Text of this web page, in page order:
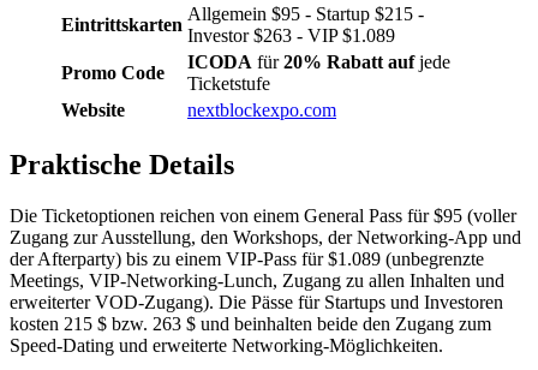
Eintrittskarten
Allgemein $95 - Startup $215 -
Investor $263 - VIP $1.089
Promo Code
ICODA für20% Rabatt aufjede
Ticketstufe
Website
nextblockexpo.com
Praktische Details
Die Ticketoptionen reichen von einem General Pass für $95 (voller
Zugang zur Ausstellung, den Workshops, der Networking-App und
der Afterparty) bis zu einem VIP-Pass für $1.089 (unbegrenzte
Meetings, VIP-Networking-Lunch, Zugang zu allen Inhalten und
erweiterter VOD-Zugang). Die Pässe für Startups und Investoren
kosten 215 $ bzw. 263 $ und beinhalten beide den Zugang zum
Speed-Dating und erweiterte Networking-Möglichkeiten.